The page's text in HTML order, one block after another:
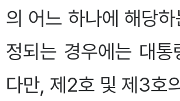
의 어느 하나에 해당
정되는 경우에는 대
다만, 제2호 및 제3호